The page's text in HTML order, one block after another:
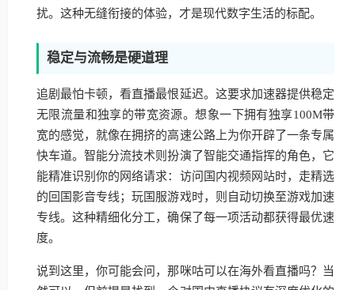
扰。这种无缝衔接的体验，才是现代数字生活的标配。
稳定与流畅是硬道理
追剧最怕卡顿，看直播最恨延迟。这要求加速器提供稳定
无限流量和独享的带宽资源。想象一下拥有独享100M带
宽的感觉，就像在拥挤的高速公路上为你开辟了一条专属
快车道。智能分流技术则扮演了智能交通指挥的角色，它
能精准识别你的网络请求：访问国内视频网站时，走精选
的回国影音专线；玩国服游戏时，则自动切换至游戏加速
专线。这种精细化分工，确保了每一项活动都获得最优速
度。
说到这里，你可能会问，那咪咕可以在海外看直播吗？当